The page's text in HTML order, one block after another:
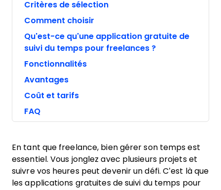
Critères de sélection
Comment choisir
Qu'est-ce qu'une application gratuite de
suivi du temps pour freelances ?
Fonctionnalités
Avantages
Coût et tarifs
FAQ
En tant que freelance, bien gérer son temps est
essentiel. Vous jonglez avec plusieurs projets et
suivre vos heures peut devenir un défi. C’est là que
les applications gratuites de suivi du temps pour